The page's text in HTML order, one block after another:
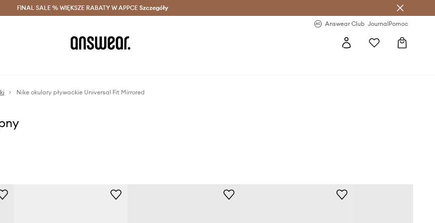
z Answear Club > Dostawa nawet w 24h >
FINAL SALE % WIĘKSZE RABATY W APPCE Szczegóły
Answear Club JournalPomoc
Nike okulary pływackie Universal Fit Mirrored